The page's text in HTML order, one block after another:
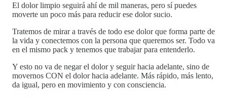
El dolor limpio seguirá ahí de mil maneras, pero sí puedes
moverte un poco más para reducir ese dolor sucio.
Tratemos de mirar a través de todo ese dolor que forma parte de
la vida y conectemos con la persona que queremos ser. Todo va
en el mismo pack y tenemos que trabajar para entenderlo.
Y esto no va de negar el dolor y seguir hacia adelante, sino de
movernos CON el dolor hacia adelante. Más rápido, más lento,
da igual, pero en movimiento y con consciencia.